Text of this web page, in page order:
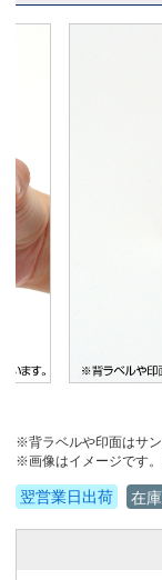
※背ラベルや印面はサン
※画像はイメージです。
翌営業日出荷 在